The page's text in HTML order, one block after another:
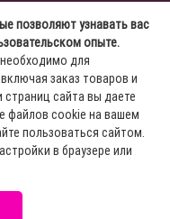
позволяют узнавать вас
опыте.
для
заказ товаров и
сайта вы даете
файлов cookie на вашем
пользоваться сайтом.
в браузере или